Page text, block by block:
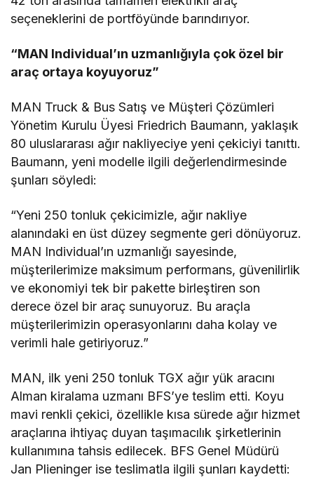
seçeneklerini de portföyünde barındırıyor.
“MAN Individual’ın uzmanlığıyla çok özel bir
araç ortaya koyuyoruz”
MAN Truck & Bus Satış ve Müşteri Çözümleri
Yönetim Kurulu Üyesi Friedrich Baumann, yaklaşık
80 uluslararası ağır nakliyeciye yeni çekiciyi tanıttı.
Baumann, yeni modelle ilgili değerlendirmesinde
şunları söyledi:
“Yeni 250 tonluk çekicimizle, ağır nakliye
alanındaki en üst düzey segmente geri dönüyoruz.
MAN Individual’ın uzmanlığı sayesinde,
müşterilerimize maksimum performans, güvenilirlik
ve ekonomiyi tek bir pakette birleştiren son
derece özel bir araç sunuyoruz. Bu araçla
müşterilerimizin operasyonlarını daha kolay ve
verimli hale getiriyoruz.”
MAN, ilk yeni 250 tonluk TGX ağır yük aracını
Alman kiralama uzmanı BFS’ye teslim etti. Koyu
mavi renkli çekici, özellikle kısa sürede ağır hizmet
araçlarına ihtiyaç duyan taşımacılık şirketlerinin
kullanımına tahsis edilecek. BFS Genel Müdürü
Jan Plieninger ise teslimatla ilgili şunları kaydetti: